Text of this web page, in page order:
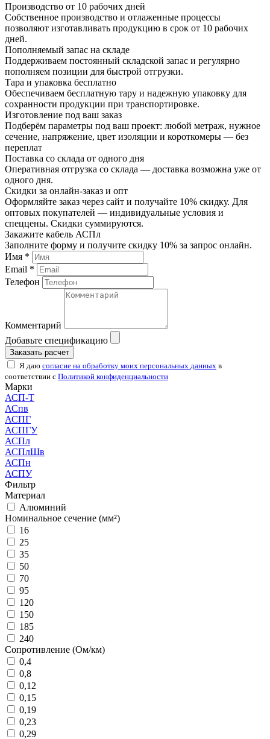
Производство от 10 рабочих дней
Собственное производство и отлаженные процессы
позволяют изготавливать продукцию в срок от 10 рабочих
дней.
Пополняемый запас на складе
Поддерживаем постоянный складской запас и регулярно
пополняем позиции для быстрой отгрузки.
Тара и упаковка бесплатно
Обеспечиваем бесплатную тару и надежную упаковку для
сохранности продукции при транспортировке.
Изготовление под ваш заказ
Подберём параметры под ваш проект: любой метраж, нужное
сечение, напряжение, цвет изоляции и короткомеры — без
переплат
Поставка со склада от одного дня
Оперативная отгрузка со склада — доставка возможна уже от
одного дня.
Скидки за онлайн-заказ и опт
Оформляйте заказ через сайт и получайте 10% скидку. Для
оптовых покупателей — индивидуальные условия и
спеццены. Скидки суммируются.
Закажите кабель АСПл
Заполните форму и получите скидку 10% за запрос онлайн.
Имя *
Email *
Телефон
Комментарий
Добавьте спецификацию
Заказать расчет
Я даю согласие на обработку моих персональных данных в
соответствии с Политикой конфиденциальности
Марки
АСП-Т
АСпв
АСПГ
АСПГУ
АСПл
АСПлШв
АСПн
АСПУ
Фильтр
Материал
Алюминий
Номинальное сечение (мм²)
16
25
35
50
70
95
120
150
185
240
Сопротивление (Ом/км)
0,4
0,8
0,12
0,15
0,19
0,23
0,29